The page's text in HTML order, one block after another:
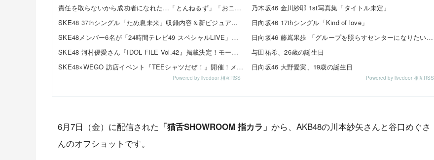
責任を取らないから成功者になれた…「とんねるず」「おニャン子」「AKB」とヒットを出し続けた秋元康の哲学！！！
SKE48 37thシングル「ため息未来」収録内容＆新ビジュアル公開！チーム曲・夏ツアー映像も収録
SKE48メンバー6名が「24時間テレビ49 スペシャルLIVE」出演決定！
SKE48 河村優愛さん『IDOL FILE Vol.42』掲載決定！モード系ファッションで新たな魅力を披露
SKE48×WEGO 訪店イベント『TEEシャツだぜ！』開催！メンバーが大須店でコーディネート【SNSまとめ】
Powered by livedoor 相互RSS
乃木坂46 金川紗耶 1st写真集「タイトル未定」
日向坂46 17thシングル「Kind of love」
日向坂46 藤嶌果歩 「グループを照らすセンターになりたい」何倍もキラキラしたかほりんが降臨【坂道の火曜日】
与田祐希、26歳の誕生日
日向坂46 大野愛実、19歳の誕生日
Powered by livedoor 相互RSS
6月7日（金）に配信された 「猫舌SHOWROOM 指カラ」 から、AKB48の川本紗矢さんと谷口めぐさ
んのオフショットです。